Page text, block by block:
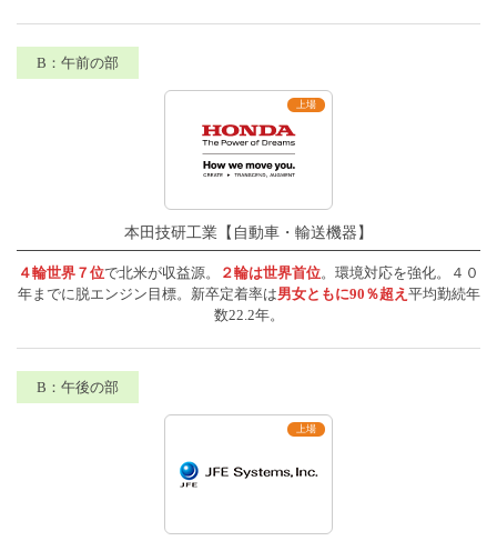
本田技研工業【自動車・輸送機器】
４輪世界７位で北米が収益源。 ２輪は世界首位。環境対応を強化。４０
年までに脱エンジン目標。新卒定着率は男女ともに90％超え 平均勤続年
数22.2年。